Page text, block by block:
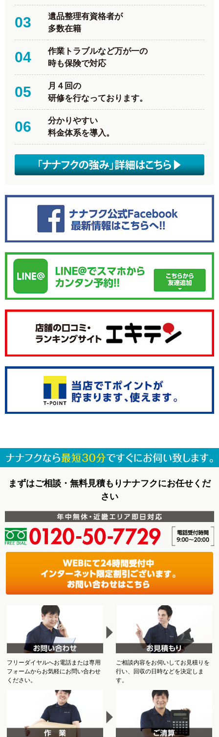
03
遺品整理有資格者が
多数在籍
04
作業トラブルなど万が一の
時も保険で対応
05
月４回の
研修を行なっております。
06
分かりやすい
料金体系を導入。
まずはご相談・無料見積もりナナフクにお任せくだ
さい
フリーダイヤルへお電話または専用
フォームからお気軽にお問い合わせ
ください。
ご相談内容をお伺いしてお見積りを
行い、回収の日時などを決定しま
す。